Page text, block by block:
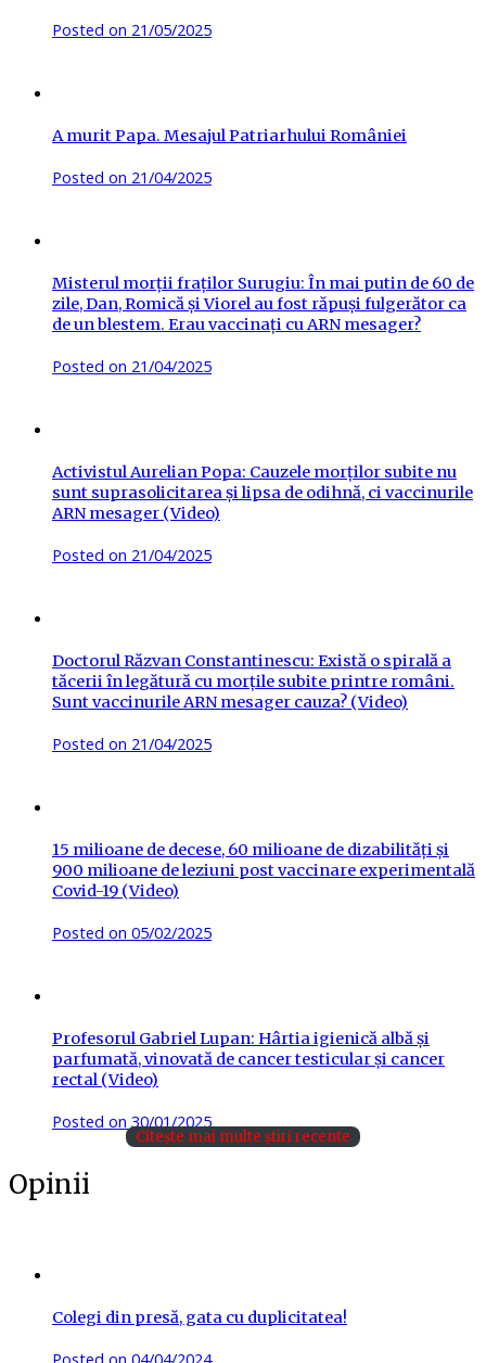
Posted on 21/05/2025
A murit Papa. Mesajul Patriarhului României
Posted on 21/04/2025
Misterul morții fraților Surugiu: În mai putin de 60 de
zile, Dan, Romică și Viorel au fost răpuși fulgerător ca
de un blestem. Erau vaccinați cu ARN mesager?
Posted on 21/04/2025
Activistul Aurelian Popa: Cauzele morților subite nu
sunt suprasolicitarea și lipsa de odihnă, ci vaccinurile
ARN mesager (Video)
Posted on 21/04/2025
Doctorul Răzvan Constantinescu: Există o spirală a
tăcerii în legătură cu morțile subite printre români.
Sunt vaccinurile ARN mesager cauza? (Video)
Posted on 21/04/2025
15 milioane de decese, 60 milioane de dizabilități și
900 milioane de leziuni post vaccinare experimentală
Covid-19 (Video)
Posted on 05/02/2025
Profesorul Gabriel Lupan: Hârtia igienică albă și
parfumată, vinovată de cancer testicular și cancer
rectal (Video)
Posted on30/01/2025
Citește mai multe știri recente
Opinii
Colegi din presă, gata cu duplicitatea!